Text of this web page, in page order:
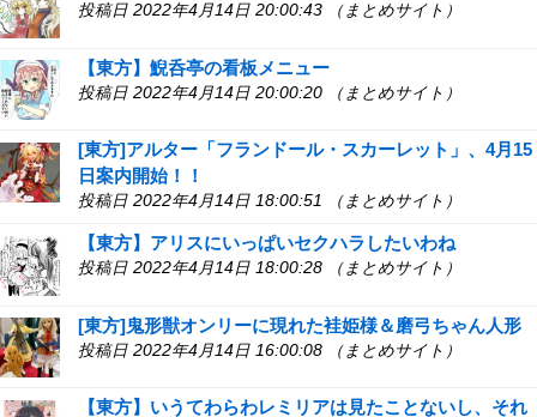
投稿日 2022年4月14日 20:00:43 （まとめサイト）
【東方】鯢呑亭の看板メニュー
投稿日 2022年4月14日 20:00:20 （まとめサイト）
[東方]アルター「フランドール・スカーレット」、4月15
日案内開始！！
投稿日 2022年4月14日 18:00:51 （まとめサイト）
【東方】アリスにいっぱいセクハラしたいわね
投稿日 2022年4月14日 18:00:28 （まとめサイト）
[東方]鬼形獣オンリーに現れた袿姫様＆磨弓ちゃん人形
投稿日 2022年4月14日 16:00:08 （まとめサイト）
【東方】いうてわらわレミリアは見たことないし、それ